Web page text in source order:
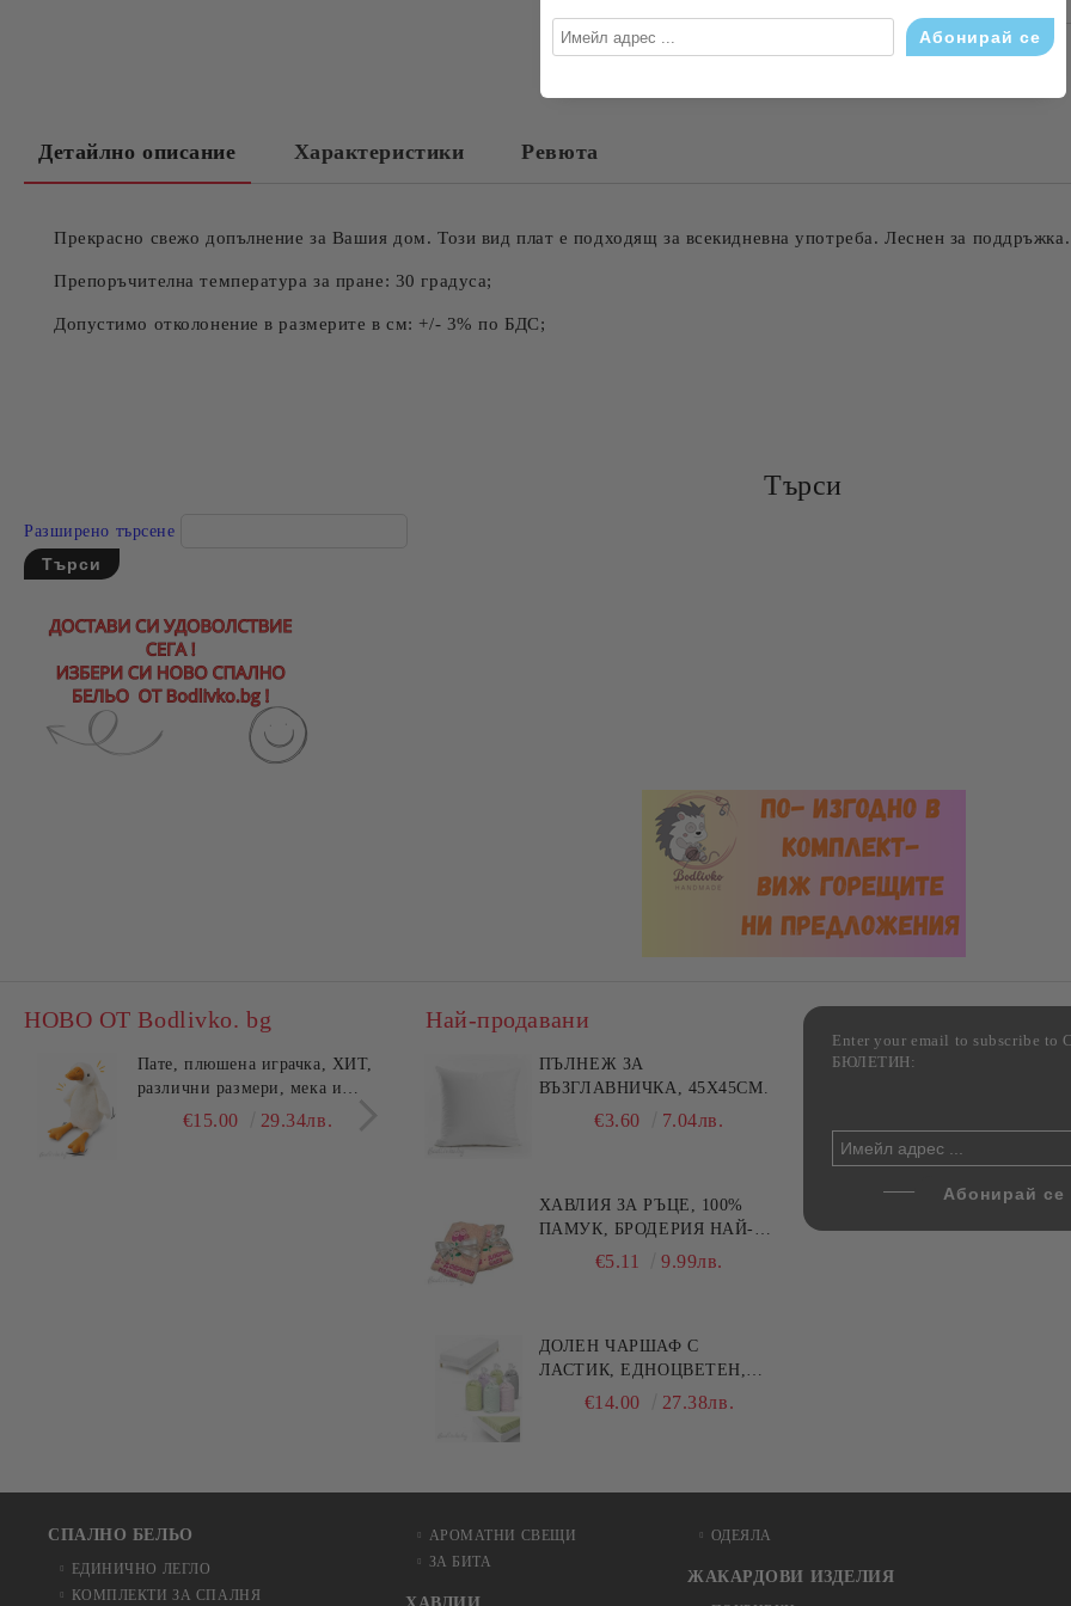
САМО ПОПЪЛНЕТЕ 4 ПОЛЕТА
Детайлно описание Характеристики Ревюта
Прекрасно свежо допълнение за Вашия дом. Този вид плат е подходящ за всекидневна употреба. Леснен за поддръжка.
Препоръчителна температура за пране: 30 градуса;
Допустимо отколонение в размерите в см: +/- 3% по БДС;
Търси
Разширено търсене
НОВО ОТ Bodlivko. bg
Пате, плюшена играчка, ХИТ,
различни размери, мека и
гушлива€15.00 29.34лв.
Калъфка за възглавница ,
едноцветна, 100% памук,
различни цветове по избор
€4.00 7.82лв.
Комплект за алкохолни
Най-продавани
ПЪЛНЕЖ ЗА
ВЪЗГЛАВНИЧКА, 45X45СМ.
€3.60 7.04лв.
ХАВЛИЯ ЗА РЪЦЕ, 100%
ПАМУК, БРОДЕРИЯ НАЙ-
ДОБАРАТА МАЙКА/БАБА ,
€5.11 9.99лв.
ДОЛЕН ЧАРШАФ С
ЛАСТИК, ЕДНОЦВЕТЕН,
100% ПАМУК, РАЗЛИЧНИ
€14.00 27.38лв.
Enter your email to subscribe
БЮЛЕТИН:
СПАЛНО БЕЛЬО
ЕДИНИЧНО ЛЕГЛО
КОМПЛЕКТИ ЗА СПАЛНЯ
АРОМАТНИ СВЕЩИ
ЗА БИТА
ОДЕЯЛА
ЖАКАРДОВИ ИЗДЕЛИЯ